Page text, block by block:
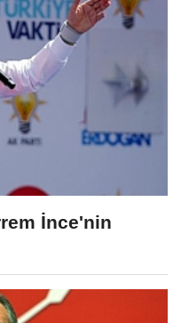
İnce'nin